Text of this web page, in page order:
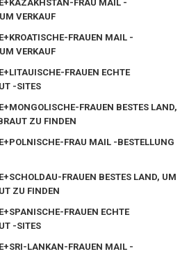
FRAU MAIL -
VERKAUF
FRAUEN MAIL -
VERKAUF
FRAUEN ECHTE
-SITES
FRAUEN BESTES LAND,
ZU FINDEN
FRAU MAIL -BESTELLUNG
FRAUEN BESTES LAND, UM
ZU FINDEN
FRAUEN ECHTE
-SITES
LANKAN-FRAUEN MAIL -